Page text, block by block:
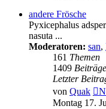
andere Frösche
Pyxicephalus
nasuta ...
Moderatoren: san,
161 Themen
1409 Beiträge
Letzter
von Quak
Montag 17.